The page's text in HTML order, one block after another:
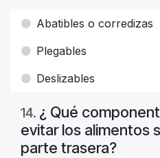
Abatibles o corredizas
Plegables
Deslizables
14. ¿ Qué
evitar los alimentos
parte trasera?